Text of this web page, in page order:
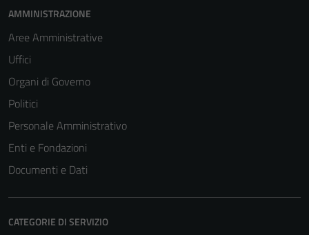
AMMINISTRAZIONE
Aree Amministrative
Uffici
Organi di Governo
Politici
Personale Amministrativo
Enti e Fondazioni
Documenti e Dati
CATEGORIE DI SERVIZIO